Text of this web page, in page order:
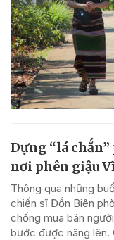
Dựng “lá
nơi phên giậu
Thông qua những
chiến sĩ Đồn Biên
chống mua bán
bước được nâng lên.